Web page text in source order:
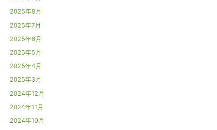
2025年8月
2025年7月
2025年6月
2025年5月
2025年4月
2025年3月
2024年12月
2024年11月
2024年10月